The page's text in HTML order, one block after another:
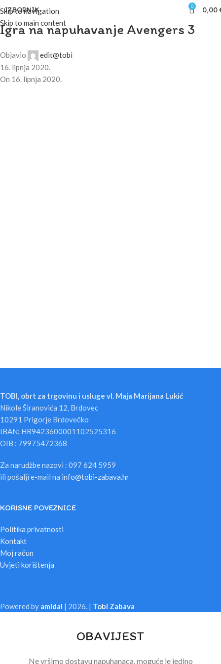
Skip to navigation
Skip to main content
IZBORNIK 0 0,00
Igra na napuhavanje Avengers 3
Objavio
edit@tobi
16. lipnja 2020.
On 16. lipnja 2020.
TOBI, obrt za trgovinu i usluge vl. Maja Marijana Lukić
Nikole Širanovića 12, Brdovec
10291 Prigorje Brdovečko
IBAN: HR9423600001102525316
OIB : 79975472368
Za narudžbe nazovi : 097 624 5959
ili pošalji e-mail na info@tobi-zabava.hr
KORISNE POVEZNICE
Politika privatnosti
Kontakt
Moj račun
Uvjeti korištenja
Powered by amidal | 2026. | Tobi Zabava
OBAVIJEST
Ne vršimo dostavu napuhanaca, moguće je jedino